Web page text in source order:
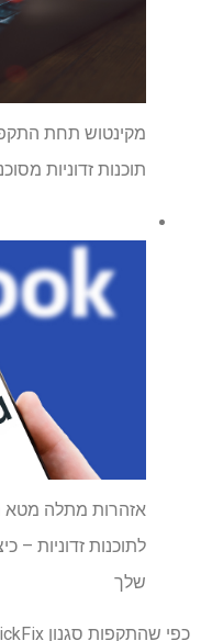
מקינטוש תחת
תוכנות זדוניות
אזהרות מתלה מטא
לתוכנות זדוניות –
שלך